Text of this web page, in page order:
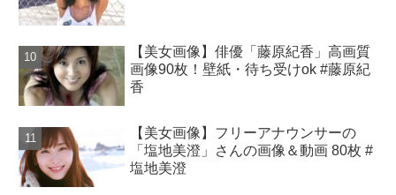
【美女画像】俳優「藤原紀香」高画質
画像90枚！壁紙・待ち受けok #藤原紀
香
【美女画像】フリーアナウンサーの
「塩地美澄」さんの画像＆動画 80枚 #
塩地美澄